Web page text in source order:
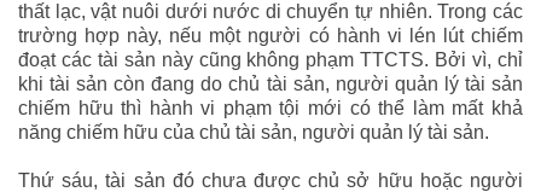
thất lạc, vật nuôi dưới nước di chuyển tự nhiên. Trong các
trường hợp này, nếu một người có hành vi lén lút chiếm
đoạt các tài sản này cũng không phạm TTCTS. Bởi vì, chỉ
khi tài sản còn đang do chủ tài sản, người quản lý tài sản
chiếm hữu thì hành vi phạm tội mới có thể làm mất khả
năng chiếm hữu của chủ tài sản, người quản lý tài sản.
Thứ sáu, tài sản đó chưa được chủ sở hữu hoặc người